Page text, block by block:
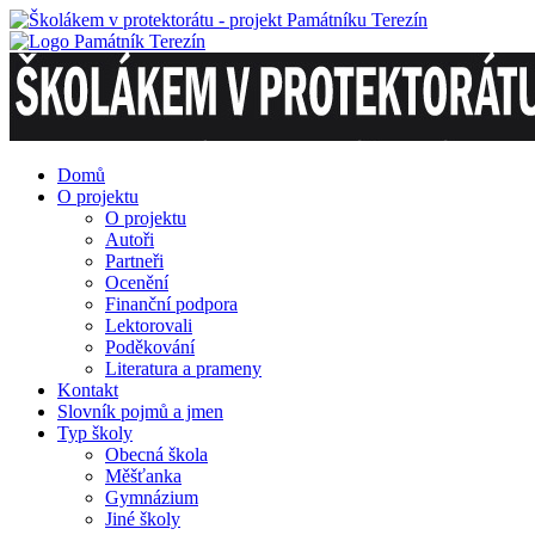
Domů
O projektu
O projektu
Autoři
Partneři
Ocenění
Finanční podpora
Lektorovali
Poděkování
Literatura a prameny
Kontakt
Slovník pojmů a jmen
Typ školy
Obecná škola
Měšťanka
Gymnázium
Jiné školy